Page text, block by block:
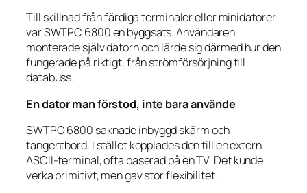
Till skillnad från färdiga terminaler eller minidatorer
var SWTPC 6800 en byggsats. Användaren
monterade själv datorn och lärde sig därmed hur den
fungerade på riktigt, från strömförsörjning till
databuss.
En dator man förstod, inte bara använde
SWTPC 6800 saknade inbyggd skärm och
tangentbord. I stället kopplades den till en extern
ASCII-terminal, ofta baserad på en TV. Det kunde
verka primitivt, men gav stor flexibilitet.